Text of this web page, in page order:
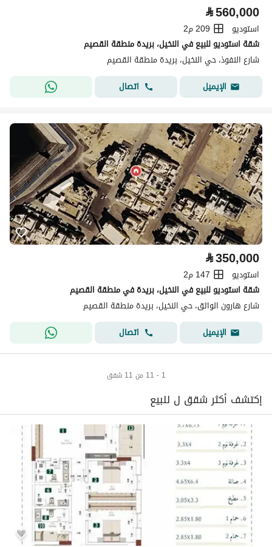
⃁560,000
استوديو
209 م2
شقة استوديو للبيع في النخيل، بريدة منطقة القصيم
شارع النفوذ، حي النخيل، بريدة منطقة القصيم
الإيميل
اتصال
⃁350,000
استوديو
147 م2
شقة استوديو للبيع في النخيل، بريدة في منطقة القصيم
شارع هارون الواثق، حي النخيل، بريدة منطقة القصيم
الإيميل
اتصال
1 - 11 من 11 شقق
إكتشف أكثر شقق ل للبيع